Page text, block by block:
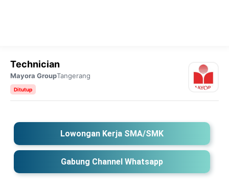
Technician
Mayora GroupTangerang
Ditutup
Lowongan Kerja SMA/SMK
Gabung Channel Whatsapp